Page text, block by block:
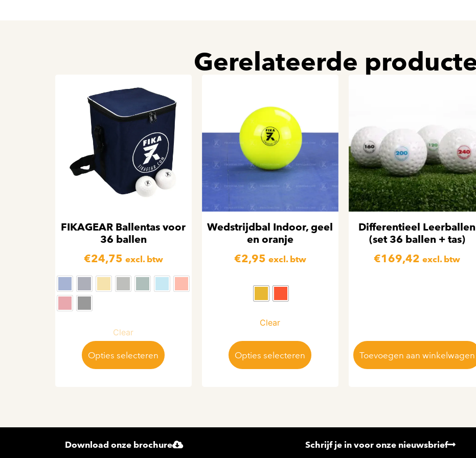
Gerelateerde
FIKAGEAR Ballentas voor
36 ballen
€24,75 excl. btw
Clear
Opties selecteren
Wedstrijdbal Indoor, geel
en oranje
€2,95 excl. btw
Clear
Opties selecteren
Differentieel Leerballen
(set 36 ballen + tas)
€169,42 excl. btw
Toevoegen aan winkelwagen
Download onze brochure Schrijf je in voor onze nieuwsbrief